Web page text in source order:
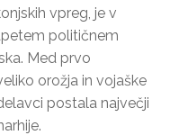
vpreg, je v
političnem
Med prvo
orožja in vojaške
postala največji